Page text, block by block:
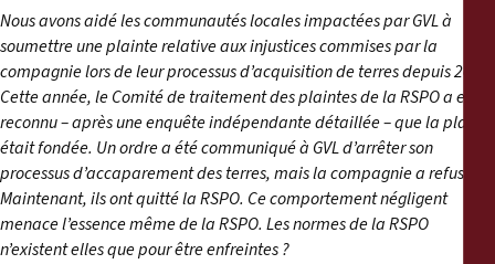
Nous avons aidé les communautés locales impactées par GVL à
soumettre une plainte relative aux injustices commises par la
compagnie lors de leur processus d’acquisition de terres depuis 2012.
Cette année, le Comité de traitement des plaintes de la RSPO a enfin
reconnu – après une enquête indépendante détaillée – que la plainte
était fondée. Un ordre a été communiqué à GVL d’arrêter son
processus d’accaparement des terres, mais la compagnie a refusé.
Maintenant, ils ont quitté la RSPO. Ce comportement négligent
menace l’essence même de la RSPO. Les normes de la RSPO
n’existent elles que pour être enfreintes ?